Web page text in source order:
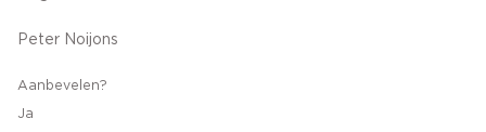
Peter Noijons
Aanbevelen?
Ja